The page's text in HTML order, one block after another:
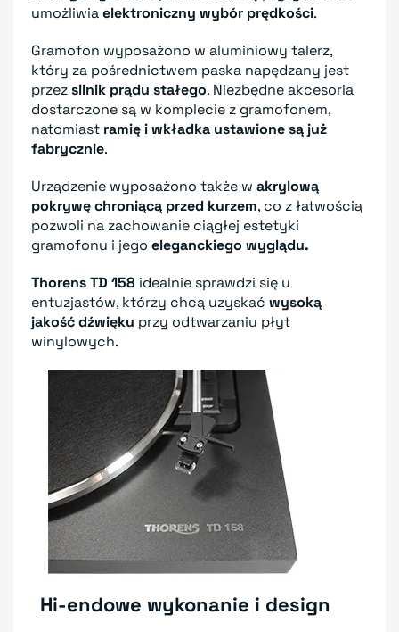
umożliwiaelektroniczny wybór prędkości.
Gramofon wyposażono w aluminiowy talerz,
który za pośrednictwem paska napędzany jest
przezsilnik prądu stałego. Niezbędne akcesoria
dostarczone są w komplecie z gramofonem,
natomiast ramię i wkładka ustawione są już
fabrycznie.
Urządzenie wyposażono także w akrylową
pokrywę chroniącą przed kurzem, co z łatwością
pozwoli na zachowanie ciągłej estetyki
gramofonu i jego eleganckiego wyglądu.
Thorens TD 158 idealnie sprawdzi się u
entuzjastów, którzy chcą uzyskać wysoką
jakość dźwięku przy odtwarzaniu płyt
winylowych.
Hi-endowe wykonanie i design